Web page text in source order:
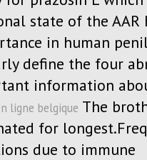
state of the AAR
in human
define the four
information
ligne belgique The
for
due to immune